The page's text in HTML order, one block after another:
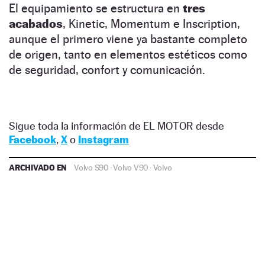
El equipamiento se estructura en tres
acabados, Kinetic, Momentum e Inscription,
aunque el primero viene ya bastante completo
de origen, tanto en elementos estéticos como
de seguridad, confort y comunicación.
Sigue toda la información de EL MOTOR desde
Facebook, Xo Instagram
ARCHIVADO EN Volvo S90·Volvo V90 ·Volvo